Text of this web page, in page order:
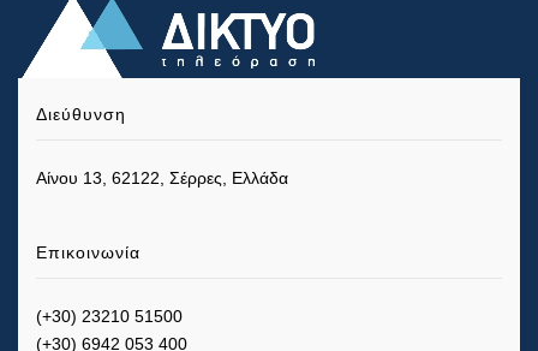
Διεύθυνση
Αίνου 13, 62122, Σέρρες, Ελλάδα
Επικοινωνία
(+30) 23210 51500
(+30) 6942 053 400